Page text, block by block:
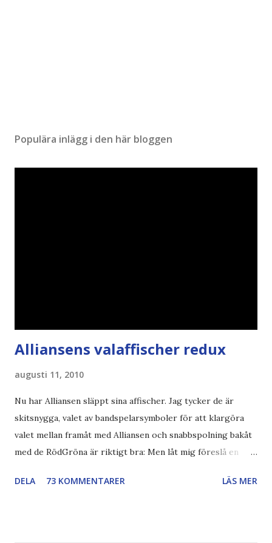
Populära inlägg i den här bloggen
Alliansens valaffischer redux
augusti 11, 2010
Nu har Alliansen släppt sina affischer. Jag tycker de är
skitsnygga, valet av bandspelarsymboler för att klargöra
valet mellan framåt med Alliansen och snabbspolning bakåt
med de RödGröna är riktigt bra: Men låt mig föreslå en
Piratpartiet FRA-lagen Kultur Upphovsrätten //Zac,
DELA 73 KOMMENTARER LÄS MER